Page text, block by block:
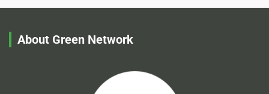
About Green Network